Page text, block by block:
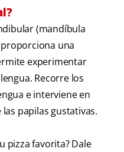
(mandíbula
una
experimentar
Recorre los
e interviene en
papilas gustativas.
pizza favorita? Dale